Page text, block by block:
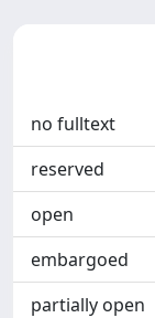
no fulltext
reserved
open
embargoed
partially open